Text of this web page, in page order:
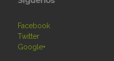
Facebook
Twitter
Google+